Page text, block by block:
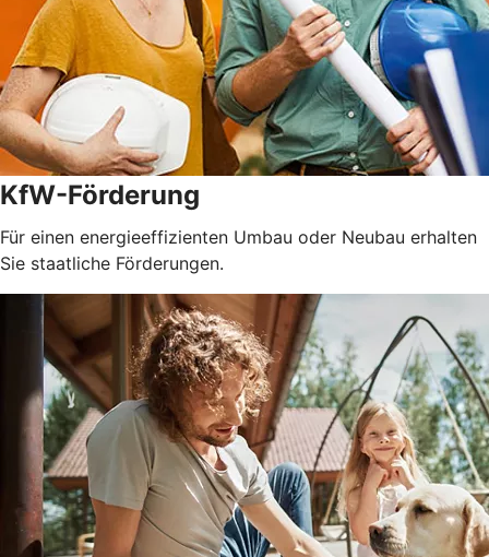
KfW-Förderung
Für einen energieeffizienten Umbau oder Neubau erhalten
Sie staatliche Förderungen.